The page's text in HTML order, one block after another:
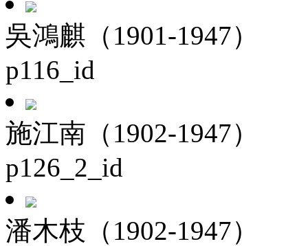
吳鴻麒（1901-1947）
p116_id
施江南（1902-1947）
p126_2_id
潘木枝（1902-1947）